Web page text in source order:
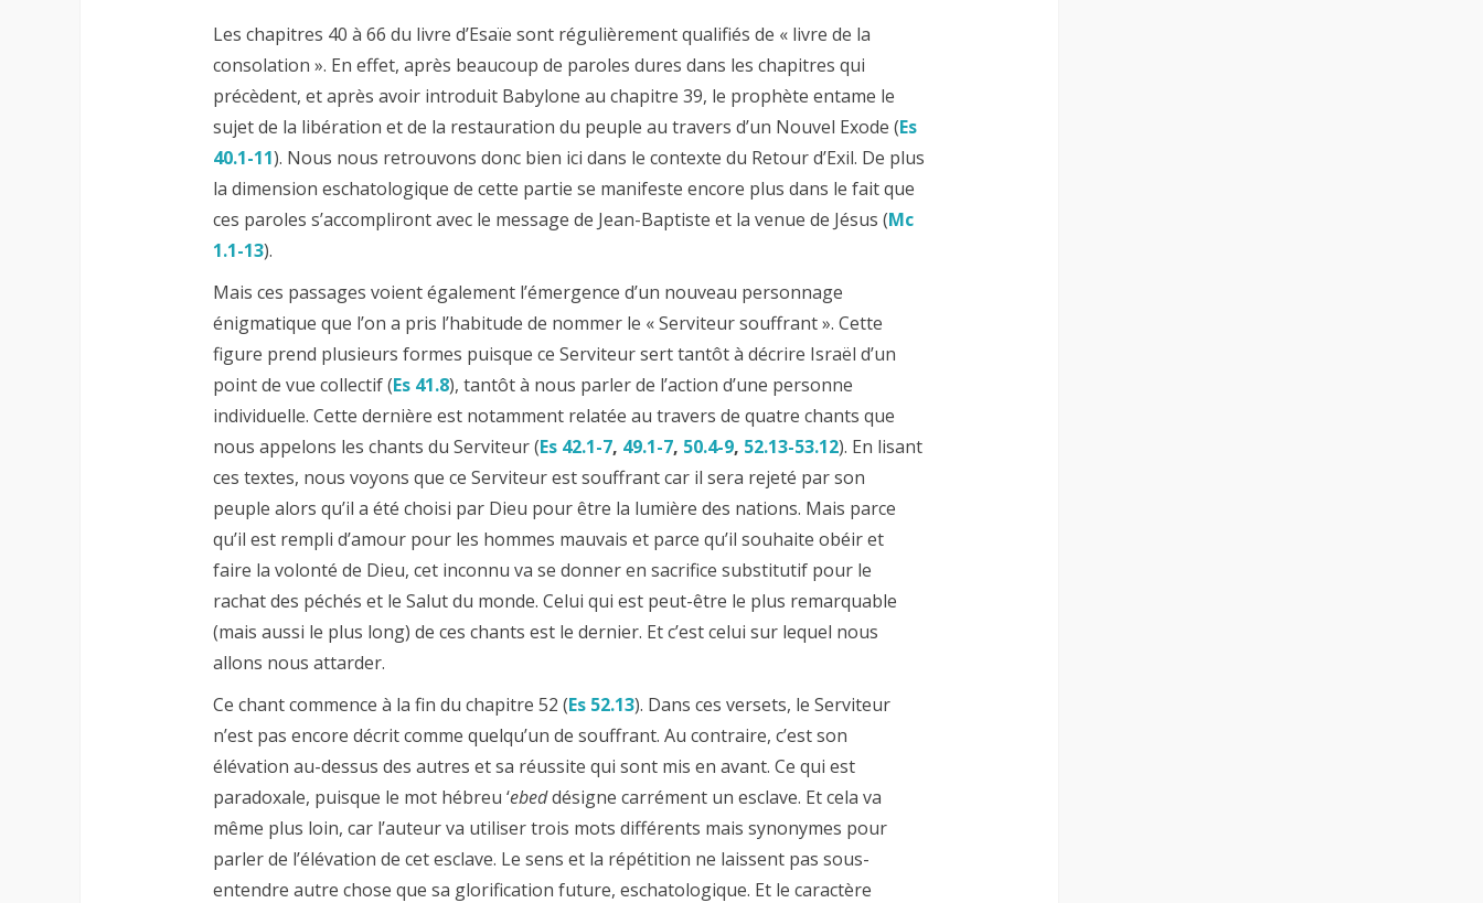
Les chapitres 40 à 66 du livre d’Esaïe sont régulièrement qualifiés de « livre de la
consolation ». En effet, après beaucoup de paroles dures dans les chapitres qui
précèdent, et après avoir introduit Babylone au chapitre 39, le prophète entame le
sujet de la libération et de la restauration du peuple au travers d’un Nouvel Exode (Es
40.1-11). Nous nous retrouvons donc bien ici dans le contexte du Retour d’Exil. De plus
la dimension eschatologique de cette partie se manifeste encore plus dans le fait que
ces paroles s’accompliront avec le message de Jean-Baptiste et la venue de Jésus (Mc
1.1-13).
Mais ces passages voient également l’émergence d’un nouveau personnage
énigmatique que l’on a pris l’habitude de nommer le « Serviteur souffrant ». Cette
figure prend plusieurs formes puisque ce Serviteur sert tantôt à décrire Israël d’un
point de vue collectif (Es 41.8), tantôt à nous parler de l’action d’une personne
individuelle. Cette dernière est notamment relatée au travers de quatre chants que
nous appelons les chants du Serviteur (Es 42.1-7, 49.1-7, 50.4-9, 52.13-53.12). En lisant
ces textes, nous voyons que ce Serviteur est souffrant car il sera rejeté par son
peuple alors qu’il a été choisi par Dieu pour être la lumière des nations. Mais parce
qu’il est rempli d’amour pour les hommes mauvais et parce qu’il souhaite obéir et
faire la volonté de Dieu, cet inconnu va se donner en sacrifice substitutif pour le
rachat des péchés et le Salut du monde. Celui qui est peut-être le plus remarquable
(mais aussi le plus long) de ces chants est le dernier. Et c’est celui sur lequel nous
allons nous attarder.
Ce chant commence à la fin du chapitre 52 (Es 52.13). Dans ces versets, le Serviteur
n’est pas encore décrit comme quelqu’un de souffrant. Au contraire, c’est son
élévation au-dessus des autres et sa réussite qui sont mis en avant. Ce qui est
paradoxale, puisque le mot hébreu ‘ebeddésigne carrément un esclave. Et cela va
même plus loin, car l’auteur va utiliser trois mots différents mais synonymes pour
parler de l’élévation de cet esclave. Le sens et la répétition ne laissent pas sous-
entendre autre chose que sa glorification future, eschatologique. Et le caractère